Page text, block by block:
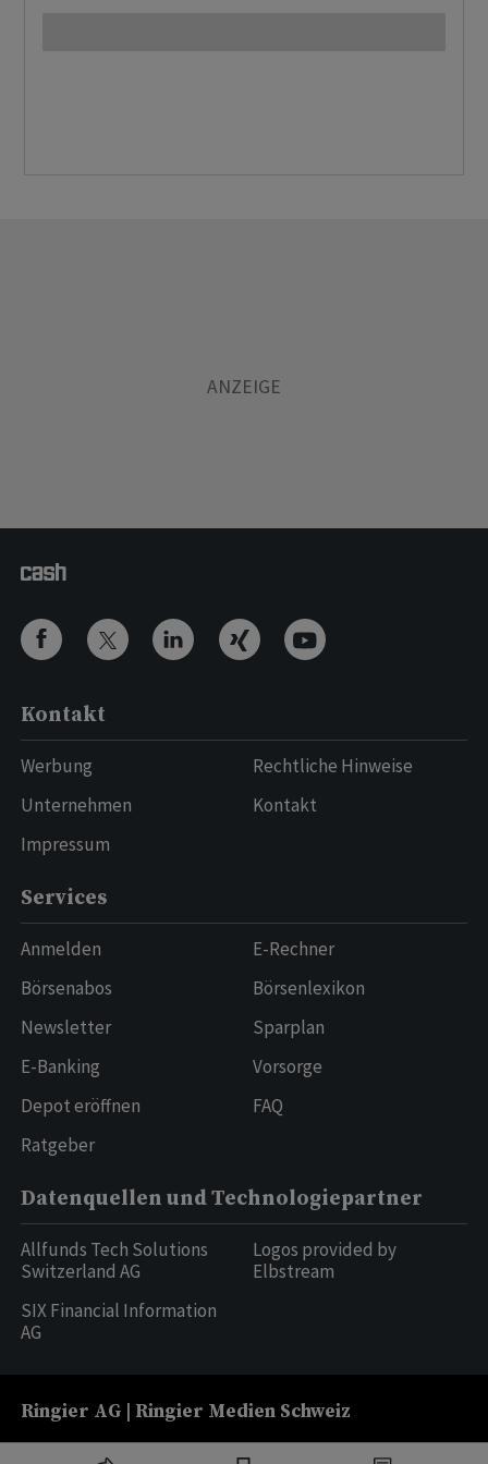
Kontakt
Werbung
Unternehmen
Impressum
Rechtliche Hinweise
Kontakt
Services
Anmelden
Börsenabos
Newsletter
E-Banking
Depot eröffnen
Ratgeber
E-Rechner
Börsenlexikon
Sparplan
Vorsorge
FAQ
Datenquellen und Technologiepartner
Allfunds Tech Solutions
Switzerland AG
SIX Financial Information
AG
Logos provided by
Elbstream
Ringier AG | Ringier Medien Schweiz
weitere Publikationen